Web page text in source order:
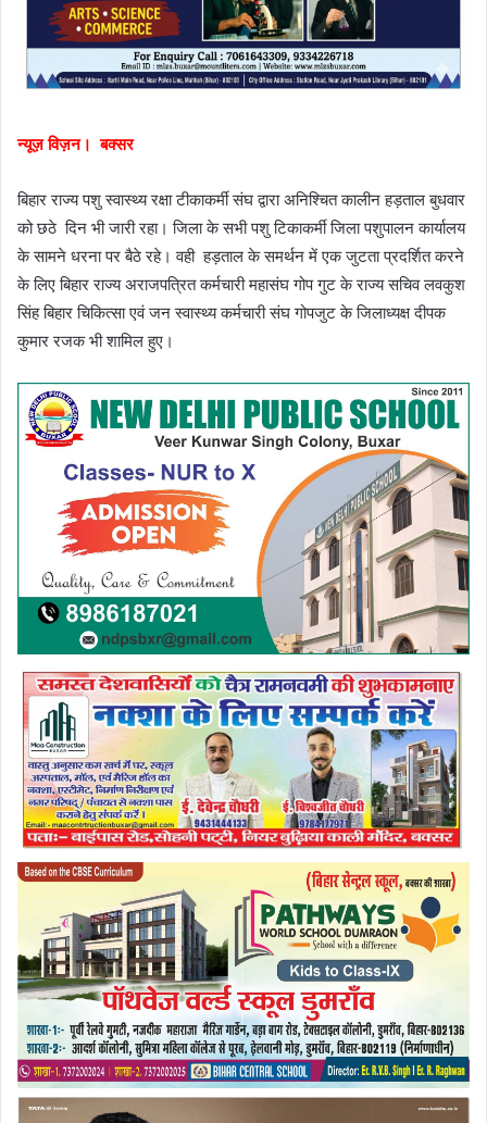
न्यूज़ विज़न। बक्सर
बिहार राज्य पशु स्वास्थ्य रक्षा टीकाकर्मी संघ द्वारा अनिश्चित कालीन हड़ताल बुधवार
को छठे दिन भी जारी रहा। जिला के सभी पशु टिकाकर्मी जिला पशुपालन कार्यालय
के सामने धरना पर बैठे रहे। वही हड़ताल के समर्थन में एक जुटता प्रदर्शित करने
के लिए बिहार राज्य अराजपत्रित कर्मचारी महासंघ गोप गुट के राज्य सचिव लवकुश
सिंह बिहार चिकित्सा एवं जन स्वास्थ्य कर्मचारी संघ गोपजुट के जिलाध्यक्ष दीपक
कुमार रजक भी शामिल हुए।